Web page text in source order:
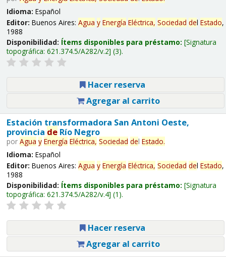
Idioma: Español
Editor: Buenos Aires: Agua y Energía Eléctrica, Sociedad del Estado,
1988
Disponibilidad: Ítems disponibles para préstamo: Signatura
topográfica: 621.374.5/A282/v.2 (3).
Hacer reserva
Agregar al carrito
Estación transformadora San Antoni Oeste,
provincia deRío Negro
por Agua y Energía Eléctrica, Sociedad del Estado.
Idioma: Español
Editor: Buenos Aires: Agua y Energía Eléctrica, Sociedad del Estado,
1988
Disponibilidad: Ítems disponibles para préstamo: Signatura
topográfica: 621.374.5/A282/v.4 (1).
Hacer reserva
Agregar al carrito